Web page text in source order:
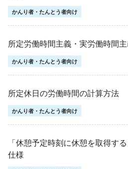
かんり者・たんとう者向け
所定労働時間主義・実労働時間
かんり者・たんとう者向け
所定休日の労働時間の計算方法
かんり者・たんとう者向け
「休憩予定時刻に休憩を取得す
仕様